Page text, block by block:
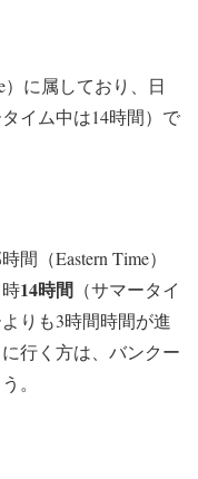
）に属しており、日
タイム中は14時間）で
（Eastern Time）
14時間 （サマータイ
りも3時間時間が進
行く方は、バンクー
。